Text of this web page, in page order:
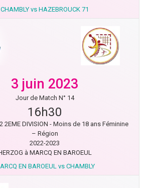
CHAMBLY vs HAZEBROUCK 71
3 juin 2023
Jour de Match N° 14
16h30
2EME DIVISION - Moins de 18 ans Féminine
– Région
2022-2023
à MARCQ EN BAROEUL
EN BAROEUL vs CHAMBLY